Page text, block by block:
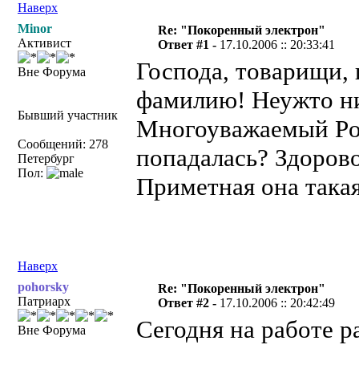
Наверх
Minor
Активист
Вне Форума
Бывший участник
Сообщений: 278
Петербург
Пол:
Re: "Покоренный электрон"
Ответ #1 - 17.10.2006 :: 20:33:41
Господа,
фамилию! Неужто
Многоуважаемый
попадалась?
Приметная она
Наверх
pohorsky
Патриарх
Вне Форума
Re: "Покоренный электрон"
Ответ #2 - 17.10.2006 :: 20:42:49
Сегодня на работе